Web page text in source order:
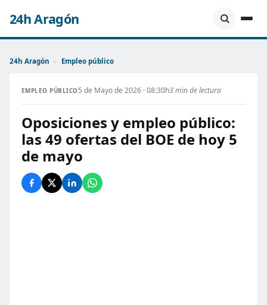
24h Aragón
24h Aragón › Empleo público
EMPLEO PÚBLICO5 de Mayo de 2026 · 08:30h3 min de lectura
Oposiciones y empleo público:
las 49 ofertas del BOE de hoy 5
de mayo